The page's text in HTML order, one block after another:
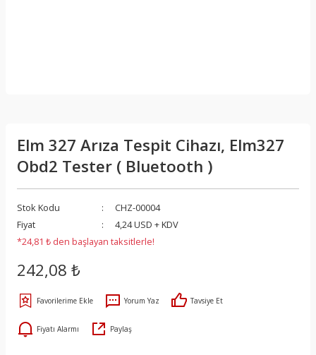
Elm 327 Arıza Tespit Cihazı, Elm327
Obd2 Tester ( Bluetooth )
Stok Kodu
CHZ-00004
Fiyat
4,24 USD + KDV
*24,81 ₺ den başlayan taksitlerle!
242,08 ₺
Yorum Yaz Tavsiye Et
Fiyatı Alarmı Paylaş